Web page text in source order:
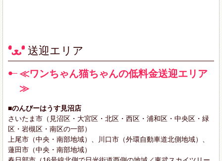
送迎エリア
≪ワンちゃん猫ちゃんの低料金送迎エリア
≫
■のんびーはうす見沼店
さいたま市（見沼区・大宮区・北区・西区・浦和区・中央区・緑
区・岩槻区・南区の一部）
上尾市（中央・南部地域）、川口市（外環自動車道北側地域）、
蓮田市（中央・南部地域）